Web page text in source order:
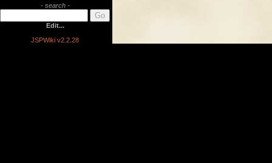
- search -
Edit...
JSPWiki v2.2.28